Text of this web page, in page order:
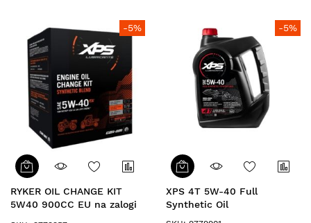
-5%
RYKER OIL CHANGE KIT
5W40 900CC EU na zalogi
-5%
XPS 4T 5W-40 Full
Synthetic Oil